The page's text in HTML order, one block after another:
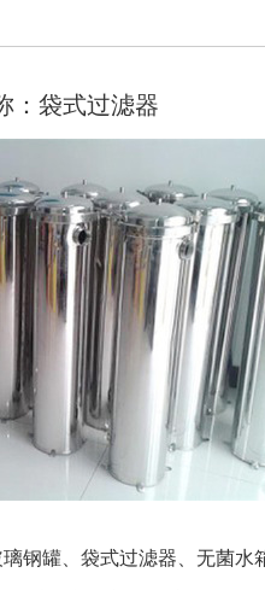
：袋式过滤器
罐、袋式过滤器、无菌水